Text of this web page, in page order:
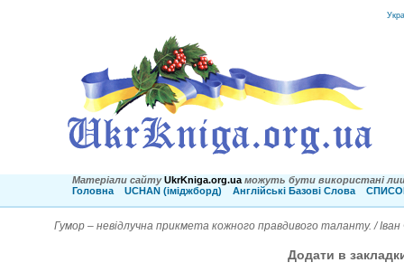
Матеріали сайту UkrKniga.org.ua можуть бути використані
Головна
UCHAN (іміджборд) Англійські Базові Слова
Гумор – невідлучна прикмета кожного правдивого таланту. /
Додати в